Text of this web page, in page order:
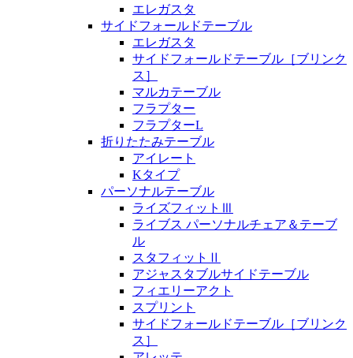
エレガスタ
サイドフォールドテーブル
エレガスタ
サイドフォールドテーブル［ブリンク
ス］
マルカテーブル
フラプター
フラプターL
折りたたみテーブル
アイレート
Kタイプ
パーソナルテーブル
ライズフィットⅢ
ライブス パーソナルチェア＆テーブ
ル
スタフィットⅡ
アジャスタブルサイドテーブル
フィエリーアクト
スプリント
サイドフォールドテーブル［ブリンク
ス］